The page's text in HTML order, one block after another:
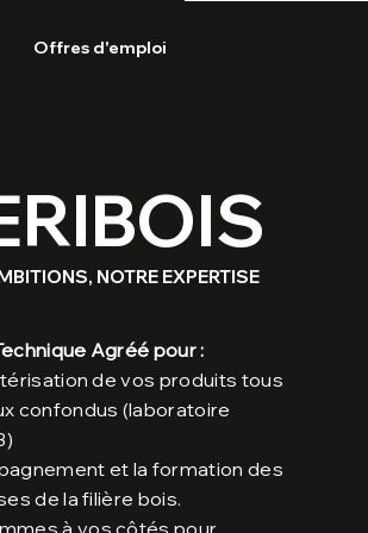
Offres d'emploi
NOTRE EXPERTISE
Agréé pour :
de vos produits tous
confondus (laboratoire
et la formation des
de la filière bois.
à vos côtés pour